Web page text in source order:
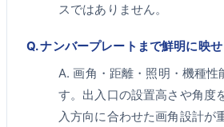
スではありません。
Q.ナンバープレートまで鮮明に映せ
A. 画角・距離・照明・機種性
す。出入口の設置高さや角度
入方向に合わせた画角設計が